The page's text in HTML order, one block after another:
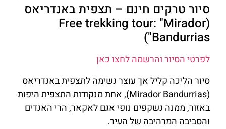
סיור טרקים חינם – תצפית באנדריאס
(Free trekking tour: "Mirador
Bandurrias")
לפרטי הסיור והרשמה לחצו כאן
סיור הליכה קליל אך עוצר נשימה לתצפית באנדריאס
(Mirador Bandurrias), אחת מנקודות התצפית היפות
באזור, ממנה נשקפים נופי אגם לאקאר, הרי האנדים
והסביבה המרהיבה של העיר.